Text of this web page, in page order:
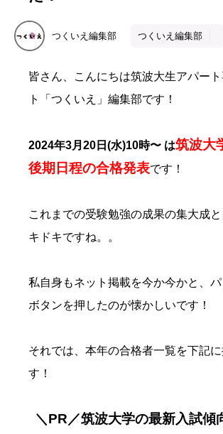
つくいえ編集部 つくいえ編集部
皆さん、こんにちは筑波大生アパー
ト「つくいえ」編集部です！
2024年3月20日(水)10時〜 は筑波大
後期日程の合格発表です！
これまでの受験勉強の成果の集大成
キドキですね。。
私自身もネット掲載を今か今かと、
ボタンを押したのが懐かしいです！
それでは、本年の合格者一覧を下記
す！
＼PR／筑波大学の最新入試傾